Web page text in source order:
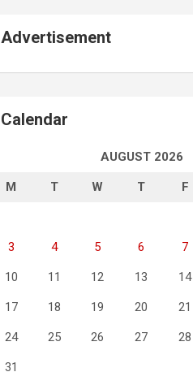
Advertisement
Calendar
AUGUST 2026
M T W T F
3 4 5 6 7
10 11 12 13 14
17 18 19 20 21
24 25 26 27 28
31